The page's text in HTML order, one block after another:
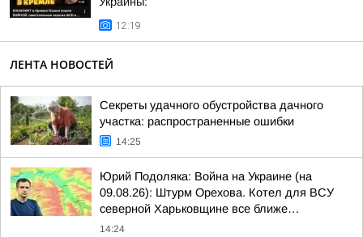
12:19
ЛЕНТА НОВОСТЕЙ
Секреты удачного обустройства дачного
участка: распространенные ошибки
14:25
Юрий Подоляка: Война на Украине (на
09.08.26): Штурм Орехова. Котел для ВСУ
северной Харьковщине все ближе…
14:24